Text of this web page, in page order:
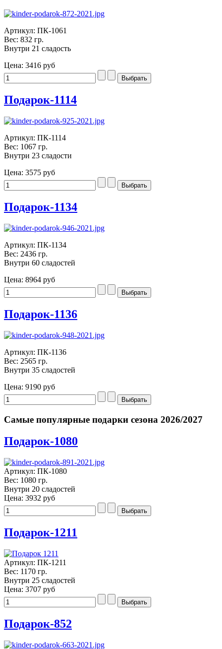
Артикул: ПК-1061
Вес: 832 гр.
Внутри 21 сладость
Цена: 3416 руб
Подарок-1114
Артикул: ПК-1114
Вес: 1067 гр.
Внутри 23 сладости
Цена: 3575 руб
Подарок-1134
Артикул: ПК-1134
Вес: 2436 гр.
Внутри 60 сладостей
Цена: 8964 руб
Подарок-1136
Артикул: ПК-1136
Вес: 2565 гр.
Внутри 35 сладостей
Цена: 9190 руб
Самые популярные подарки сезона 2026/2027
Подарок-1080
Артикул: ПК-1080
Вес: 1080 гр.
Внутри 20 сладостей
Цена: 3932 руб
Подарок-1211
Артикул: ПК-1211
Вес: 1170 гр.
Внутри 25 сладостей
Цена: 3707 руб
Подарок-852